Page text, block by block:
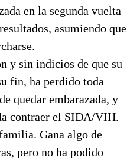
en la segunda vuelta
asumiendo que
y sin indicios de que su
fin, ha perdido toda
quedar embarazada, y
contraer el SIDA/VIH.
Gana algo de
pero no ha podido